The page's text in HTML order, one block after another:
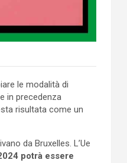
le modalità di
in precedenza
risultata come un
da Bruxelles. L’Ue
potrà essere